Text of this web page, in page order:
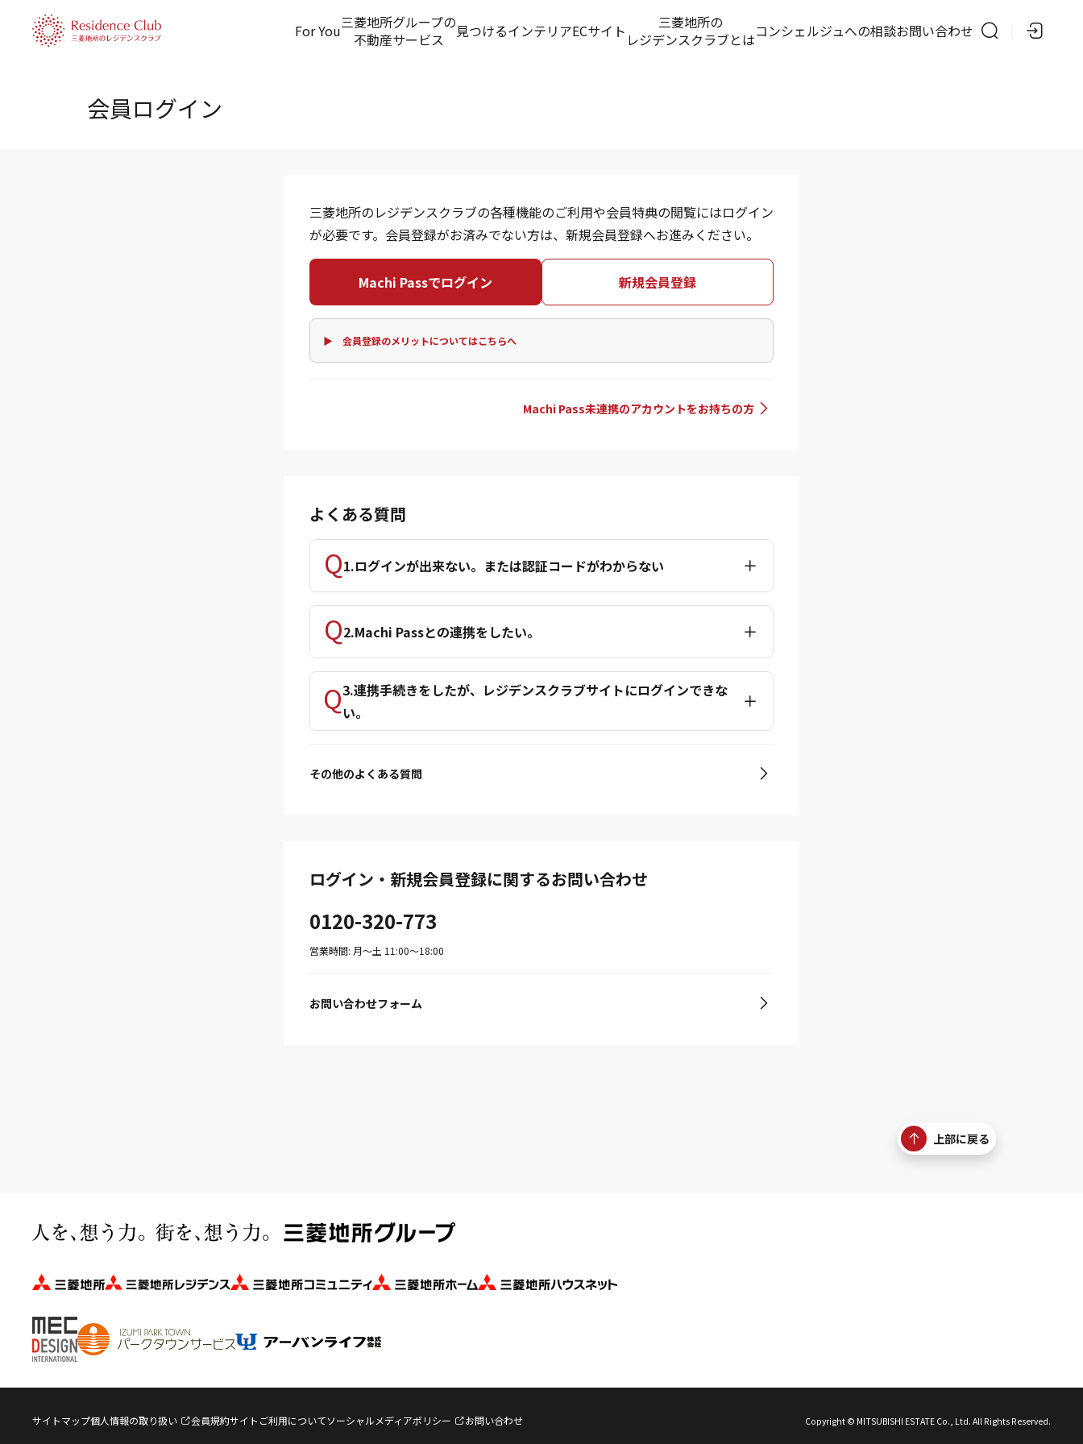
For You三菱地所グループの
不動産サービス
見つけるインテリアECサイト
三菱地所の
レジデンスクラブとはコンシェルジュへの相談お問い合わせ
会員ログイン
三菱地所のレジデンスクラブの各種機能のご利用や会員特典の閲覧にはログイン
が必要です。会員登録がお済みでない方は、新規会員登録へお進みください。
Machi Passでログイン 新規会員登録
▶ 会員登録のメリットについてはこちらへ
Machi Pass未連携のアカウントをお持ちの方
よくある質問
1.ログインが出来ない。または認証コードがわからない
2.Machi Passとの連携をしたい。
3.連携手続きをしたが、レジデンスクラブサイトにログインできな
い。
その他のよくある質問
ログイン・新規会員登録に関するお問い合わせ
0120-320-773
営業時間: 月〜土 11:00〜18:00
お問い合わせフォーム
上部に戻る
サイトマップ個人情報の取り扱い 会員規約サイトご利用についてソーシャルメディアポリシー お問い合わせ Copyright © MITSUBISHI ESTATE Co., Ltd. All Rights Reserved.